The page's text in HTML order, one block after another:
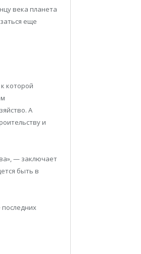
века планета
еще
которой
А
и
— заключает
быть в
последних